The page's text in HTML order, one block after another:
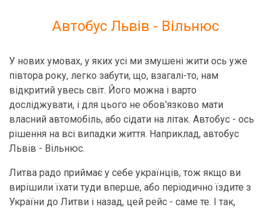
Автобус Львів - Вільнюс
У нових умовах, у яких усі ми змушені жити ось уже
півтора року, легко забути, що, взагалі-то, нам
відкритий увесь світ. Його можна і варто
досліджувати, і для цього не обов'язково мати
власний автомобіль, або сідати на літак. Автобус - ось
рішення на всі випадки життя. Наприклад, автобус
Львів - Вільнюс.
Литва радо приймає у себе українців, тож якщо ви
вирішили їхати туди вперше, або періодично їздите з
України до Литви і назад, цей рейс - саме те. І так,